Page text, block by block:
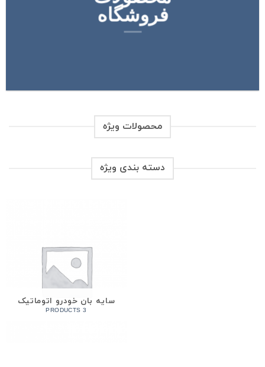
فروشگاه
محصولات ویژه
دسته بندی ویژه
سایه بان خودرو اتوماتیک
3 PRODUCTS